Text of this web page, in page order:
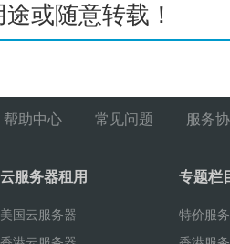
或随意转载！
帮助中心 常见问题 服务
云服务器租用
美国云服务器
专题栏
特价服